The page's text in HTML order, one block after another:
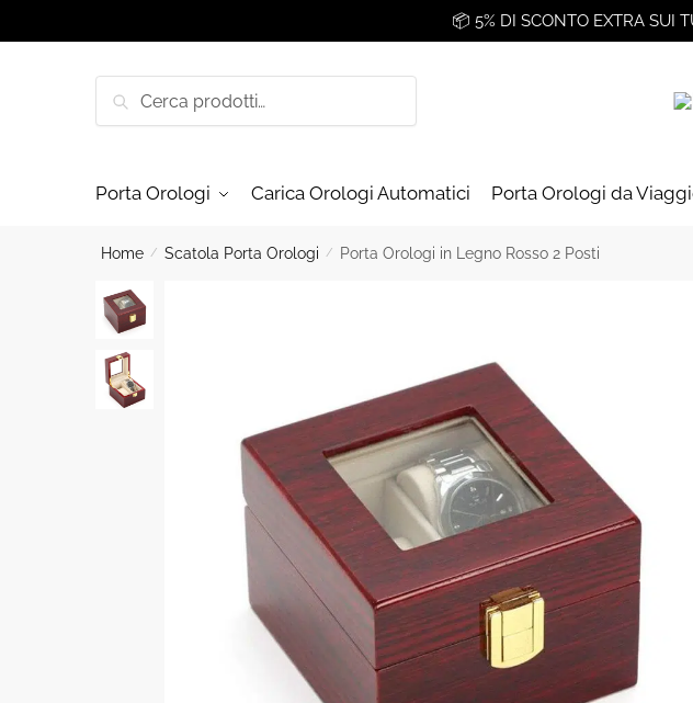
to
to
📦 5% DI SCONTO EXTRA SUI
Cerca
Porta Orologi Carica Orologi Automatici Porta Orologi da
Home / Scatola Porta Orologi / Porta Orologi in Legno Rosso 2 Posti